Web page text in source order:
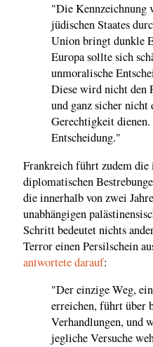
"Die Kennzeichnung
jüdischen Staates
Union bringt dunkle
Europa sollte sich
unmoralische
Diese wird nicht den
und ganz sicher
Gerechtigkeit
Entscheidung."
Frankreich führt zudem
diplomatischen
die innerhalb von zwei
unabhängigen
Schritt bedeutet nichts
Terror einen Persilschein
antwortete darauf:
"Der einzige Weg,
erreichen, führt über
Verhandlungen, und
jegliche Versuche